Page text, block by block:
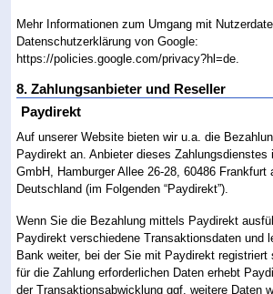
Mehr Informationen zum Umgang mit
Datenschutzerklärung von Google:
https://policies.google.com/privacy?hl=de
8. Zahlungsanbieter und Reseller
Paydirekt
Auf unserer Website bieten wir u.a. die
Paydirekt an. Anbieter dieses
GmbH, Hamburger Allee 26-28, 60486 Frankfurt
Deutschland (im Folgenden “Paydirekt”).
Wenn Sie die Bezahlung mittels Paydirekt
Paydirekt verschiedene Transaktionsdaten und
Bank weiter, bei der Sie mit Paydirekt registriert
für die Zahlung erforderlichen Daten erhebt
der Transaktionsabwicklung ggf. weitere Daten